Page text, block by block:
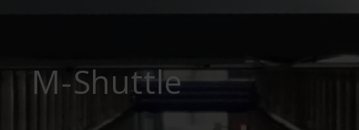
M-Shuttle